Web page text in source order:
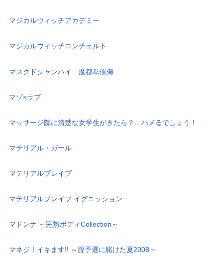
マジカルウィッチアカデミー
マジカルウィッチコンチェルト
マスクドシャンハイ 魔都拳侠傳
マゾ×ラブ
マッサージ院に清楚な女学生がきたら？…ハメるでしょう！
マテリアル・ガール
マテリアルブレイブ
マテリアルブレイブ イグニッション
マドンナ ～完熟ボディCollection～
マネジ！イキます!! ～膣予選に賭けた夏2008～